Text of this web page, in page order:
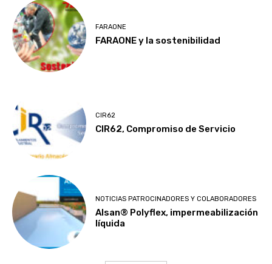
FARAONE
FARAONE y la sostenibilidad
CIR62
CIR62, Compromiso de Servicio
NOTICIAS PATROCINADORES Y COLABORADORES
Alsan® Polyflex, impermeabilización
líquida